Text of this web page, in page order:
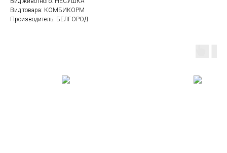
Вид товара: КОМБИКОРМ
Производитель: БЕЛГОРОД